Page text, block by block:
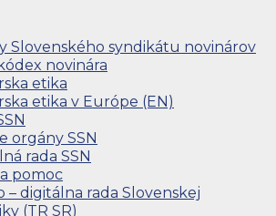
Slovenského syndikátu novinárov
novinára
etika
etika v Európe (EN)
orgány SSN
rada SSN
pomoc
– digitálna rada Slovenskej
(TR SR)